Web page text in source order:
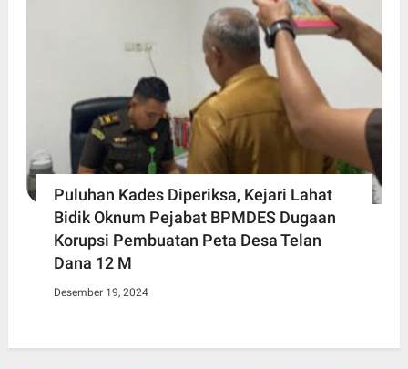
Puluhan Kades Diperiksa, Kejari Lahat
Bidik Oknum Pejabat BPMDES Dugaan
Korupsi Pembuatan Peta Desa Telan
Dana 12 M
Desember 19, 2024